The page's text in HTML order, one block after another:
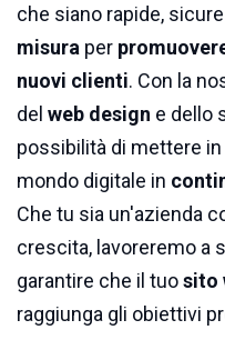
che siano rapide,
misura per
nuovi clienti. Con la
del web design e dello
possibilità di mettere
mondo digitale in
Che tu sia un'azienda
crescita, lavoreremo a
garantire che il tuosito
raggiunga gli obiettivi